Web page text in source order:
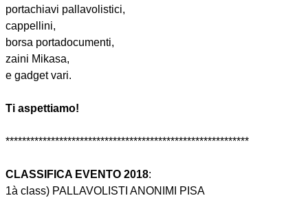
portachiavi pallavolistici,
cappellini,
borsa portadocumenti,
zaini Mikasa,
e gadget vari.
Ti aspettiamo!
***********************************************************
CLASSIFICA EVENTO 2018:
1à class) PALLAVOLISTI ANONIMI PISA